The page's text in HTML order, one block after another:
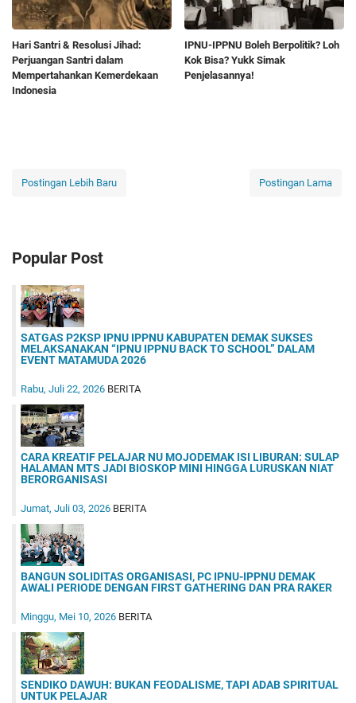
Hari Santri & Resolusi Jihad:
Perjuangan Santri dalam
Mempertahankan Kemerdekaan
Indonesia
IPNU-IPPNU Boleh Berpolitik? Loh
Kok Bisa? Yukk Simak
Penjelasannya!
Postingan Lebih Baru Postingan Lama
Popular Post
SATGAS P2KSP IPNU IPPNU KABUPATEN DEMAK SUKSES
MELAKSANAKAN “IPNU IPPNU BACK TO SCHOOL” DALAM
EVENT MATAMUDA 2026
Rabu, Juli 22, 2026 BERITA
CARA KREATIF PELAJAR NU MOJODEMAK ISI LIBURAN: SULAP
HALAMAN MTS JADI BIOSKOP MINI HINGGA LURUSKAN NIAT
BERORGANISASI
Jumat, Juli 03, 2026 BERITA
BANGUN SOLIDITAS ORGANISASI, PC IPNU-IPPNU DEMAK
AWALI PERIODE DENGAN FIRST GATHERING DAN PRA RAKER
Minggu, Mei 10, 2026 BERITA
SENDIKO DAWUH: BUKAN FEODALISME, TAPI ADAB SPIRITUAL
UNTUK PELAJAR